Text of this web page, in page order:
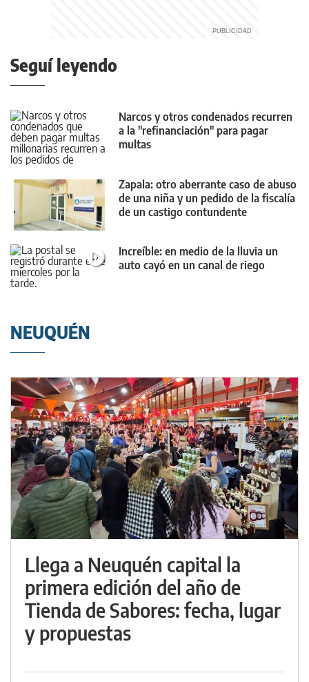
Seguí leyendo
Narcos y otros condenados recurren
a la "refinanciación" para pagar
multas
Zapala: otro aberrante caso de abuso
de una niña y un pedido de la fiscalía
de un castigo contundente
Increíble: en medio de la lluvia un
auto cayó en un canal de riego
NEUQUÉN
Llega a Neuquén capital la
primera edición del año de
Tienda de Sabores: fecha, lugar
y propuestas